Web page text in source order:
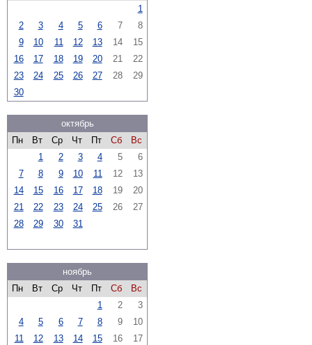
1
2
3 4 5 6 7
8
9
10 11 12 13 14
15
16
17 18 19 20 21
22
23
24 25 26 27 28
29
30
октябрь
Пн
Вт Ср Чт Пт Сб
Вс
1
2 3 4 5
6
7
8 9 10 11 12
13
14
15 16 17 18 19
20
21
22 23 24 25 26
27
28
29 30 31
ноябрь
Пн
Вт Ср Чт Пт Сб
Вс
1
2
3
4
5 6 7 8 9
10
11
12 13 14 15 16
17